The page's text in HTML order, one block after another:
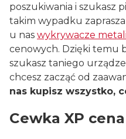
poszukiwania i szukasz
takim wypadku
u nas wykrywacze metali
cenowych. Dzięki temu
szukasz taniego
chcesz zacząć od
nas kupisz wszystko,
Cewka XP